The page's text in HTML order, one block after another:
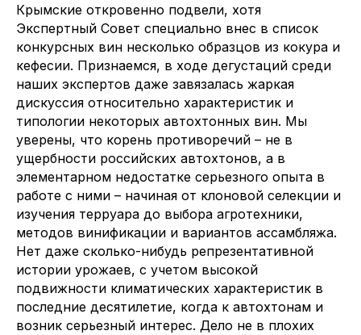
Крымские откровенно подвели, хотя
Экспертный Совет специально внес в список
конкурсных вин несколько образцов из кокура и
кефесии. Признаемся, в ходе дегустаций среди
наших экспертов даже завязалась жаркая
дискуссия относительно характеристик и
типологии некоторых автохтонных вин. Мы
уверены, что корень противоречий – не в
ущербности российских автохтонов, а в
элементарном недостатке серьезного опыта в
работе с ними – начиная от клоновой селекции и
изучения терруара до выбора агротехники,
методов винификации и вариантов ассамбляжа.
Нет даже сколько-нибудь репрезентативной
истории урожаев, с учетом высокой
подвижности климатических характеристик в
последние десятилетие, когда к автохтонам и
возник серьезный интерес. Дело не в плохих